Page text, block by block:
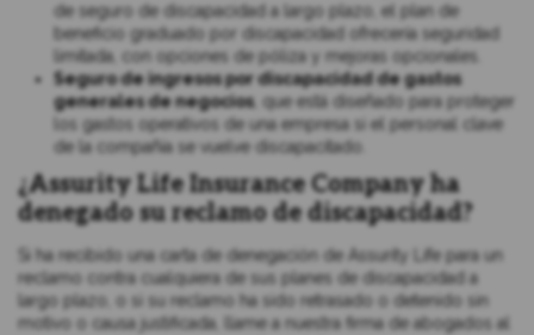
de seguro de discapacidad a largo plazo, el plan de
beneficio graduado por discapacidad ofrecería seguridad
limitada, con opciones de póliza y mejoras opcionales.
Seguro de ingresos por discapacidad de gastos
generales de negocios, que está diseñado para proteger
los gastos operativos de una empresa si el personal clave
de la compañía se vuelve discapacitado.
¿Assurity Life Insurance Company ha
denegado su reclamo de discapacidad?
Si ha recibido una carta de denegación de Assurity Life para un
reclamo contra cualquiera de sus planes de discapacidad a
largo plazo, o si su reclamo ha sido retrasado o detenido sin
motivo o causa justificada, llame a nuestra firma de abogados al